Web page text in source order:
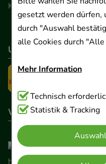
gesetzt werden dürfen,
durch "Auswahl
alle Cookies durch
Mehr Information
Technisch Notwendig:
Cookies, die für die
Website notwendig
Warenkorb,
verzichtet werden kann.
Technisch
Statistik & Tracking
Kontaktformular
Unser
Wir sind hier gelistet